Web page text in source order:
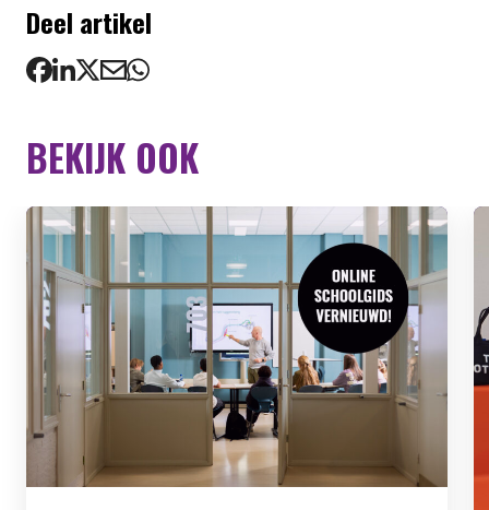
Deel artikel
BEKIJK OOK